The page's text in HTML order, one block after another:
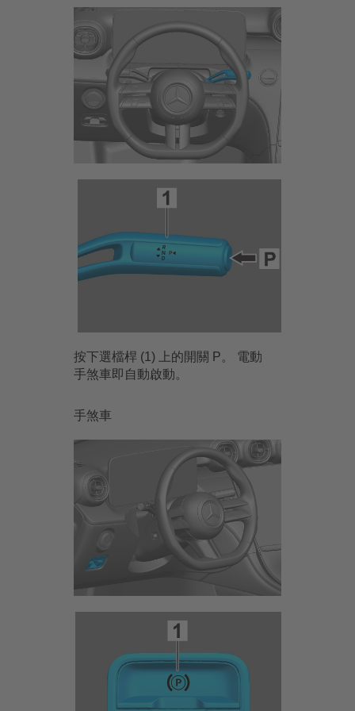
按下選檔桿 (1) 上的開關 P。 電動
手煞車即自動啟動。
手煞車